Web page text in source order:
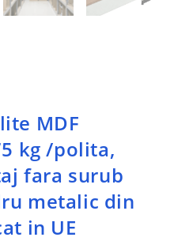
MDF
kg /polita,
fara surub
metalic din
in UE